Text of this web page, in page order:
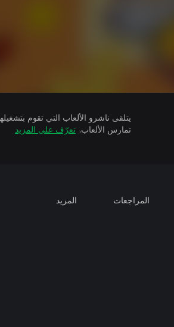
تمارس الألعاب. تعرّف على المزيد
المراجعات المزيد